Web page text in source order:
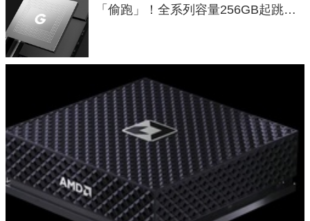
「偷跑」！全系列容量256GB起跳、